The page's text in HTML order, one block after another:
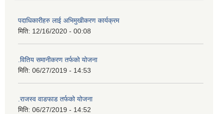
पदाधिकारीहरु लाई अभिमुखीकरण कार्यक्रम
मिति: 12/16/2020 - 00:08
.वितिय समानीकरण तर्फको योजना
मिति: 06/27/2019 - 14:53
.राजस्व वाडफाड तर्फको योजना
मिति: 06/27/2019 - 14:52